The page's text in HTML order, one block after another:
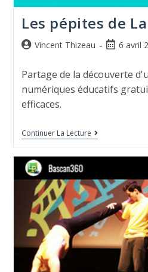
Les pépites de
Vincent Thizeau 6 avril
Partage de la découverte
numériques éducatifs
efficaces.
Continuer La Lecture